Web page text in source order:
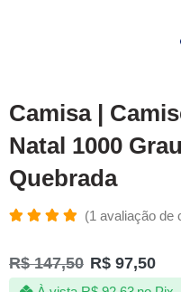
Camisa |
Natal 1000
Quebrada
5.00de 5,
com
(1 avaliação de
R$147,50 R$ 97,50